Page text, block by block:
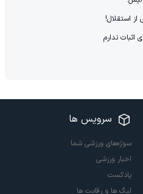
از استقلال!
اثبات ندارم
سرویس ها
سوژه‌های ورزشی شما
اخبار ورزشی
پادکست
لیگ ها و رقابت ها